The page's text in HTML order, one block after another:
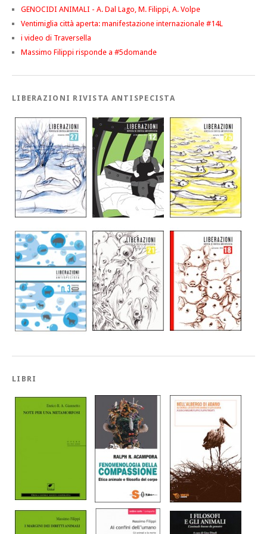
GENOCIDI ANIMALI - A. Dal Lago, M. Filippi, A. Volpe
Ventimiglia città aperta: manifestazione internazionale #14L
i video di Traversella
Massimo Filippi risponde a #5domande
LIBERAZIONI RIVISTA ANTISPECISTA
LIBRI